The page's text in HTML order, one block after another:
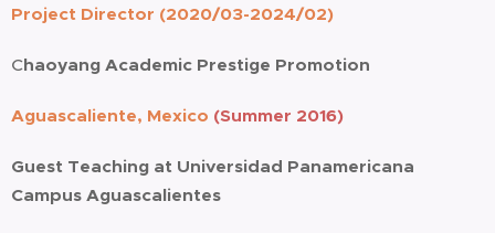
Project Director (2020/03-2024/02)
Chaoyang Academic Prestige Promotion
Aguascaliente, Mexico (Summer 2016)
Guest Teaching at Universidad Panamericana
Campus Aguascalientes